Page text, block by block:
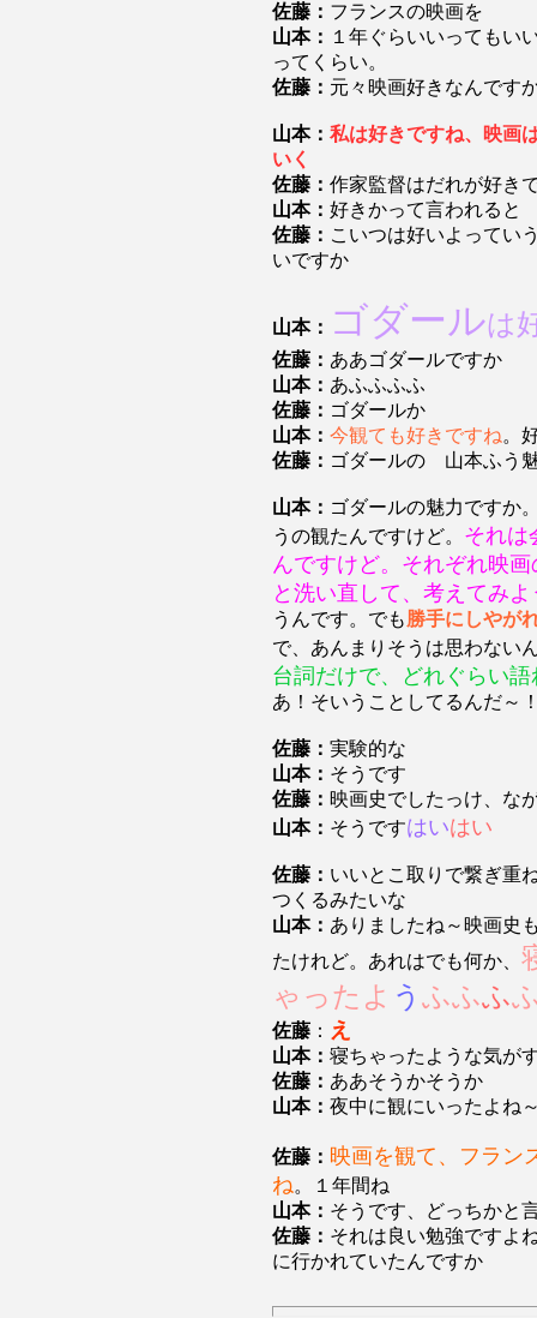
佐藤： フランスの映画を
山本： １年ぐらいいってもい
ってくらい。
佐藤： 元々映画好きなんです
山本： 私は好きですね、映
いく
佐藤： 作家監督はだれが好き
山本： 好きかって言われると
佐藤： こいつは好いよってい
いですか
山本： ゴダールは
佐藤： ああゴダールですか
山本： あふふふふ
佐藤： ゴダールか
山本： 今観ても好きですね。
佐藤： ゴダールの 山本ふう
山本： ゴダールの魅力ですか
うの観たんですけど。 それは
んですけど。それぞれ映
と洗い直して、考えてみよ
うんです。でも勝手にしやが
で、あんまりそうは思わない
台詞だけで、どれぐらい語
あ！そいうことしてるんだ～
佐藤： 実験的な
山本： そうです
佐藤： 映画史でしたっけ、な
山本： そうですはいはい
佐藤： いいとこ取りで繋ぎ重
つくるみたいな
山本： ありましたね～映画史
たけれど。あれはでも何か、
ゃったよ う ふふふ
佐藤 ： え
山本： 寝ちゃったような気が
佐藤： ああそうかそうか
山本： 夜中に観にいったよね
佐藤： 映画を観て、フラン
ね。１年間ね
山本： そうです、どっちかと
佐藤： それは良い勉強ですよ
に行かれていたんですか